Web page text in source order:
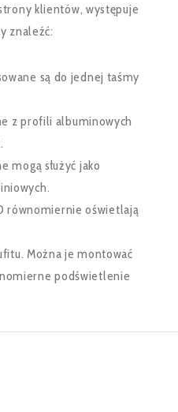
klientów, występuje
znaleźć:
są do jednej taśmy
z profili albuminowych
mogą służyć jako
równomiernie oświetlają
Można je montować
podświetlenie